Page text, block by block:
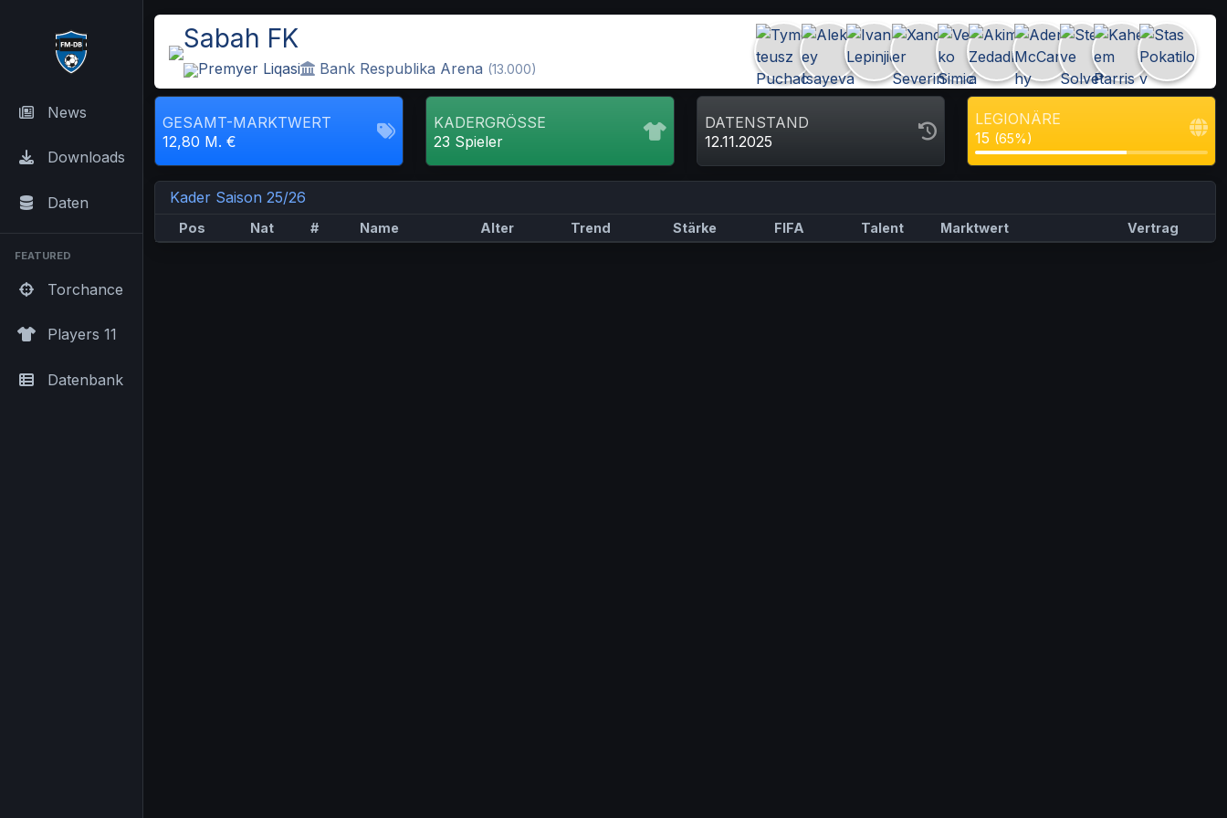
News
Downloads
Daten
FEATURED
Torchance
Players 11
Datenbank
Sabah FK
Premyer Liqasi Bank Respublika Arena (13.000)
GESAMT-MARKTWERT
12,80 M. €
KADERGRÖSSE
23 Spieler
DATENSTAND
12.11.2025
LEGIONÄRE
15 (65%)
Kader Saison 25/26
Pos Nat # Name Alter Trend Stärke FIFA Talent Marktwert Vertrag